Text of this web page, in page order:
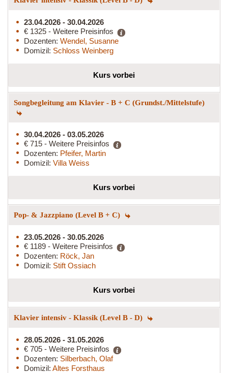
23.04.2026 - 30.04.2026
€ 1325 - Weitere Preisinfos
Dozenten: Wendel, Susanne
Domizil: Schloss Weinberg
Kurs vorbei
Songbegleitung am Klavier - B + C (Grundst./Mittelstufe)
30.04.2026 - 03.05.2026
€ 715 - Weitere Preisinfos
Dozenten: Pfeifer, Martin
Domizil: Villa Weiss
Kurs vorbei
Pop- & Jazzpiano (Level B + C)
23.05.2026 - 30.05.2026
€ 1189 - Weitere Preisinfos
Dozenten: Röck, Jan
Domizil: Stift Ossiach
Kurs vorbei
Klavier intensiv - Klassik (Level B - D)
28.05.2026 - 31.05.2026
€ 705 - Weitere Preisinfos
Dozenten: Silberbach, Olaf
Domizil: Altes Forsthaus